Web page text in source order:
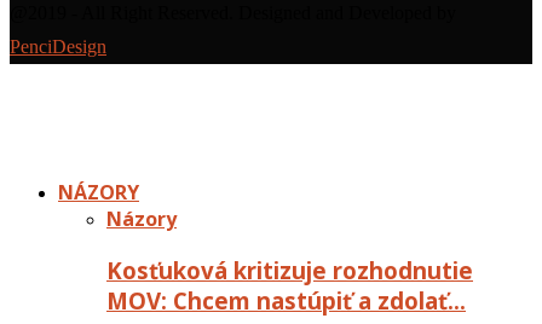
PenciDesign
NÁZORY
Názory
Kosťuková kritizuje rozhodnutie
MOV: Chcem nastúpiť a zdolať…